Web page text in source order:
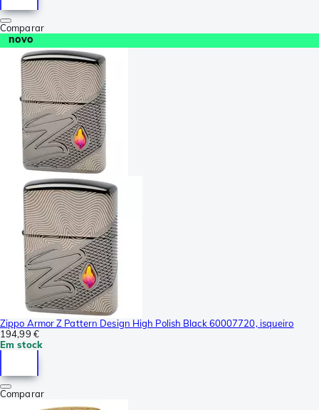
Comparar
novo
Zippo Armor Z Pattern Design High Polish Black 60007720, isqueiro
194,99 €
Em stock
Comparar